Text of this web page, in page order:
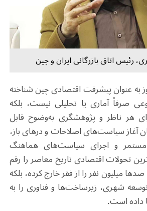
رئیس اتاق بازرگانی ایران و چین
به عنوان پیشرفت اقتصادی چین شناخته
صرفاً آماری یا تحلیلی نیست، بلکه
هر ناظر و پژوهشگری به‌وضوح قابل
آغاز سیاست‌های اصلاحات و درهای باز،
مستمر و اجرای سیاست‌های هماهنگ
تحولات اقتصادی تاریخ معاصر را رقم
میلیون نفر را از فقر خارج کرده، بلکه
شهری، زیرساخت‌ها و فناوری را به
داده است.